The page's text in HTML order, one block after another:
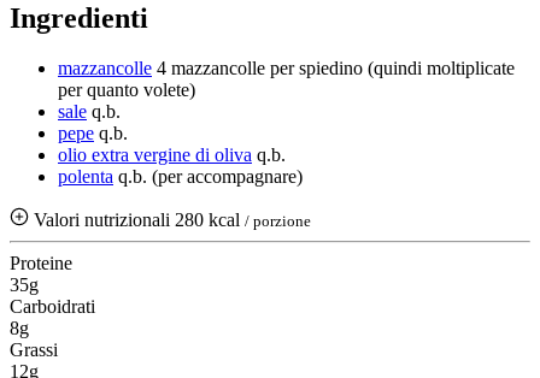
Ingredienti
mazzancolle 4 mazzancolle per spiedino (quindi moltiplicate
per quanto volete)
sale q.b.
pepe q.b.
olio extra vergine di oliva q.b.
polenta q.b. (per accompagnare)
Valori nutrizionali 280 kcal / porzione
Proteine
35g
Carboidrati
8g
Grassi
12g